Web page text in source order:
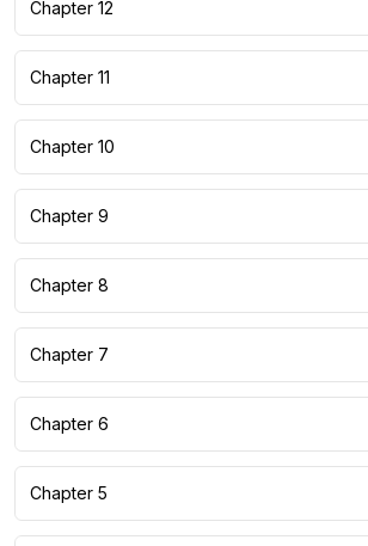
Chapter 12
Chapter 11
Chapter 10
Chapter 9
Chapter 8
Chapter 7
Chapter 6
Chapter 5